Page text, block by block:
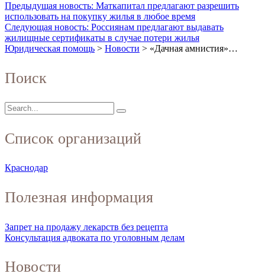
Предыдущая новость: Маткапитал предлагают разрешить
использовать на покупку жилья в любое время
Следующая новость: Россиянам предлагают выдавать
жилищные сертификаты в случае потери жилья
Юридическая помощь > Новости > «Дачная амнистия»…
Поиск
Список организаций
Краснодар
Полезная информация
Запрет на продажу лекарств без рецепта
Консультация адвоката по уголовным делам
Новости